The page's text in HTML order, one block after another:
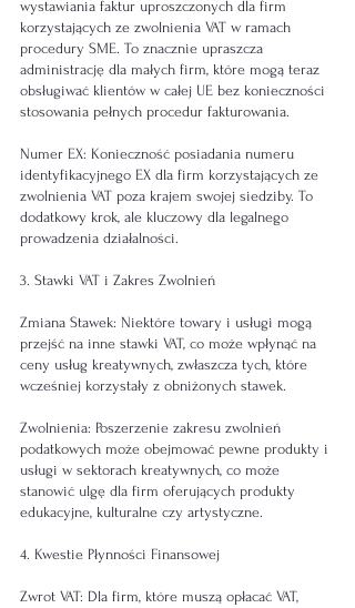
wystawiania faktur uproszczonych dla firm
korzystających ze zwolnienia VAT w ramach
procedury SME. To znacznie upraszcza
administrację dla małych firm, które mogą teraz
obsługiwać klientów w całej UE bez konieczności
stosowania pełnych procedur fakturowania.
Numer EX: Konieczność posiadania numeru
identyfikacyjnego EX dla firm korzystających ze
zwolnienia VAT poza krajem swojej siedziby. To
dodatkowy krok, ale kluczowy dla legalnego
prowadzenia działalności.
3. Stawki VAT i Zakres Zwolnień
Zmiana Stawek: Niektóre towary i usługi mogą
przejść na inne stawki VAT, co może wpłynąć na
ceny usług kreatywnych, zwłaszcza tych, które
wcześniej korzystały z obniżonych stawek.
Zwolnienia: Poszerzenie zakresu zwolnień
podatkowych może obejmować pewne produkty i
usługi w sektorach kreatywnych, co może
stanowić ulgę dla firm oferujących produkty
edukacyjne, kulturalne czy artystyczne.
4. Kwestie Płynności Finansowej
Zwrot VAT: Dla firm, które muszą opłacać VAT,